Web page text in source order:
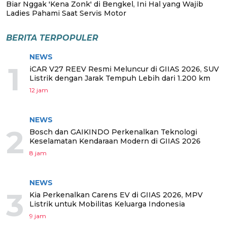
Biar Nggak 'Kena Zonk' di Bengkel, Ini Hal yang Wajib
Ladies Pahami Saat Servis Motor
BERITA TERPOPULER
1
NEWS
iCAR V27 REEV Resmi Meluncur di GIIAS 2026, SUV
Listrik dengan Jarak Tempuh Lebih dari 1.200 km
12 jam
2
NEWS
Bosch dan GAIKINDO Perkenalkan Teknologi
Keselamatan Kendaraan Modern di GIIAS 2026
8 jam
3
NEWS
Kia Perkenalkan Carens EV di GIIAS 2026, MPV
Listrik untuk Mobilitas Keluarga Indonesia
9 jam